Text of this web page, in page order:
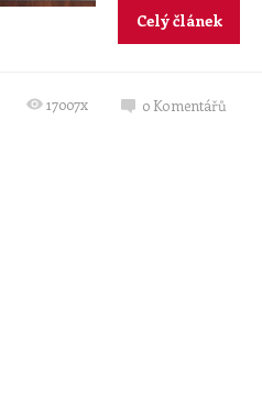
Celý článek
17007x 0 Komentářů